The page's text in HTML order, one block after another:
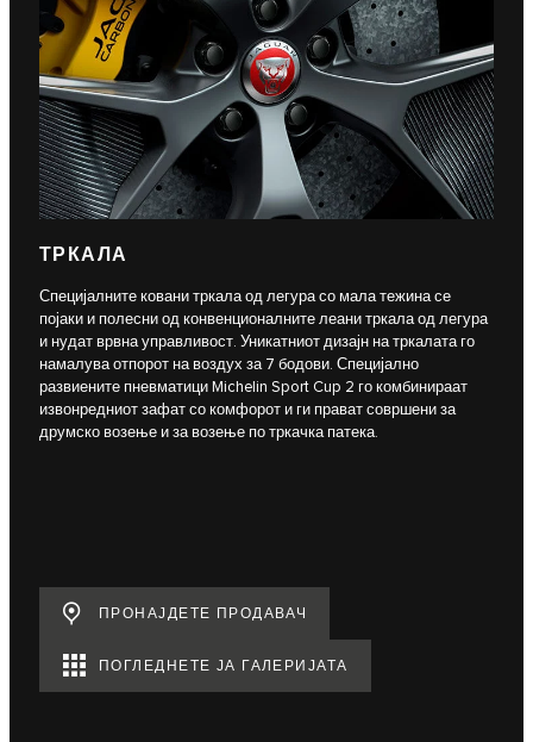
ТРКАЛА
Специјалните ковани тркала од легура со мала тежина се
појаки и полесни од конвенционалните леани тркала од легура
и нудат врвна управливост. Уникатниот дизајн на тркалата го
намалува отпорот на воздух за 7 бодови. Специјално
развиените пневматици Michelin Sport Cup 2 го комбинираат
извонредниот зафат со комфорот и ги прават совршени за
друмско возење и за возење по тркачка патека.
ПРОНАЈДЕТЕ ПРОДАВАЧ
ПОГЛЕДНЕТЕ ЈА ГАЛЕРИЈАТА